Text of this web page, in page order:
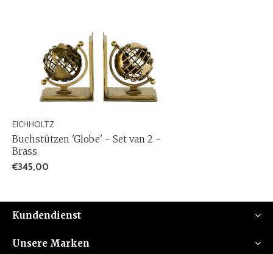
EICHHOLTZ
Buchstützen 'Globe' - Set van 2 -
Brass
€345,00
Kundendienst
Unsere Marken